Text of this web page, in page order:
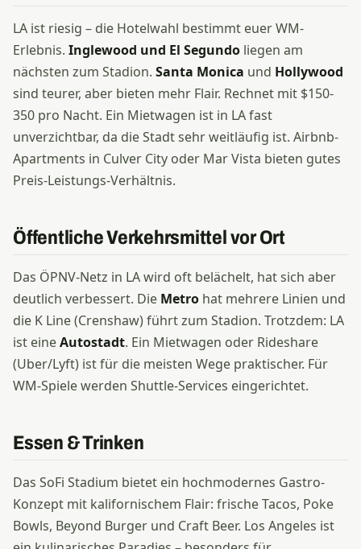
LA ist riesig – die Hotelwahl bestimmt euer WM-
Erlebnis. Inglewood und El Segundo liegen am
nächsten zum Stadion. Santa Monica und Hollywood
sind teurer, aber bieten mehr Flair. Rechnet mit $150-
350 pro Nacht. Ein Mietwagen ist in LA fast
unverzichtbar, da die Stadt sehr weitläufig ist. Airbnb-
Apartments in Culver City oder Mar Vista bieten gutes
Preis-Leistungs-Verhältnis.
Öffentliche Verkehrsmittel vor Ort
Das ÖPNV-Netz in LA wird oft belächelt, hat sich aber
deutlich verbessert. Die Metro hat mehrere Linien und
die K Line (Crenshaw) führt zum Stadion. Trotzdem: LA
ist eineAutostadt. Ein Mietwagen oder Rideshare
(Uber/Lyft) ist für die meisten Wege praktischer. Für
WM-Spiele werden Shuttle-Services eingerichtet.
Essen & Trinken
Das SoFi Stadium bietet ein hochmodernes Gastro-
Konzept mit kalifornischem Flair: frische Tacos, Poke
Bowls, Beyond Burger und Craft Beer. Los Angeles ist